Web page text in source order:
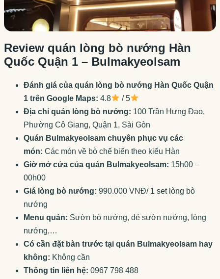
Review quán lòng bò nướng Hàn
Quốc Quận 1 – Bulmakyeolsam
Đánh giá của quán lòng bò nướng Hàn Quốc Quận
1 trên Google Maps: 4.8
/ 5
Địa chỉ quán lòng bò nướng: 100 Trần Hưng Đạo,
Phường Cô Giang, Quận 1, Sài Gòn
Quán Bulmakyeolsam chuyên phục vụ các
món: Các món về bò chế biến theo kiểu Hàn
Giờ mở cửa của quán Bulmakyeolsam: 15h00 –
00h00
Giá lòng bò nướng: 990.000 VNĐ/ 1 set lòng bò
nướng
Menu quán: Sườn bò nướng, dẻ sườn nướng, lòng
nướng,…
Có cần đặt bàn trước tại quán Bulmakyeolsam hay
không: Không cần
Thông tin liên hệ: 0967 798 488